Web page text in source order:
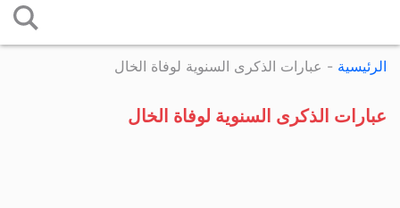
إلى
المحتوى
الرئيسية - عبارات الذكرى السنوية لوفاة الخال
عبارات الذكرى السنوية لوفاة الخال